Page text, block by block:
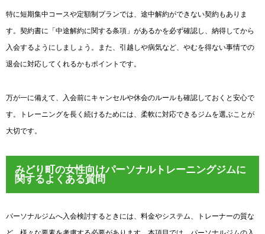
特に短期集中コースや定額制プランでは、途中解約ができない契約もありま
す。契約書に「中途解約に関する条項」があるかを必ず確認し、納得してから
入会するようにしましょう。また、引越しや病気など、やむを得ない事情での
退会に対応してくれるかもポイントです。
万が一に備えて、入会前にキャンセルや休会のルールも確認しておくと安心で
す。トレーニングを長く続けるためには、柔軟に対応できるジムを選ぶことが
大切です。
みどり町の女性向けパーソナルトレーニングジムに
関するよくある質問
パーソナルジムへ入会検討するときには、料金やシステム、トレーナーの質な